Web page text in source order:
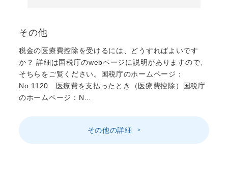
その他
税金の医療費控除を受けるには、どうすればよいです
か？ 詳細は国税庁のwebページに説明がありますので、
そちらをご覧ください。国税庁のホームページ：
No.1120 医療費を支払ったとき（医療費控除）国税庁
のホームページ：N…
その他の詳細